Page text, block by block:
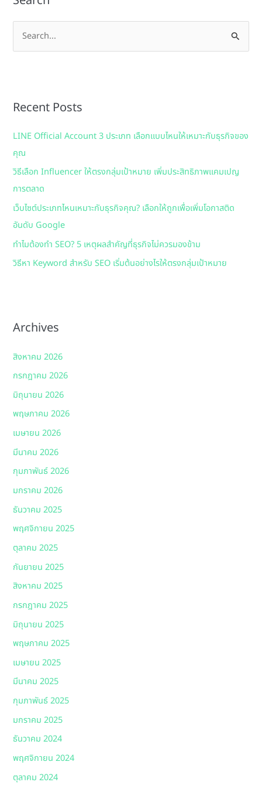
e
c
f
o
r
:
Recent Posts
LINE Official Account 3 ประเภท เลือกแบบไหนให้เหมาะกับธุรกิจของ
คุณ
วิธีเลือก Influencer ให้ตรงกลุ่มเป้าหมาย เพิ่มประสิทธิภาพแคมเปญ
การตลาด
เว็บไซต์ประเภทไหนเหมาะกับธุรกิจคุณ? เลือกให้ถูกเพื่อเพิ่มโอกาสติด
อันดับ Google
ทำไมต้องทำ SEO? 5 เหตุผลสำคัญที่ธุรกิจไม่ควรมองข้าม
วิธีหา Keyword สำหรับ SEO เริ่มต้นอย่างไรให้ตรงกลุ่มเป้าหมาย
Archives
สิงหาคม 2026
กรกฎาคม 2026
มิถุนายน 2026
พฤษภาคม 2026
เมษายน 2026
มีนาคม 2026
กุมภาพันธ์ 2026
มกราคม 2026
ธันวาคม 2025
พฤศจิกายน 2025
ตุลาคม 2025
กันยายน 2025
สิงหาคม 2025
กรกฎาคม 2025
มิถุนายน 2025
พฤษภาคม 2025
เมษายน 2025
มีนาคม 2025
กุมภาพันธ์ 2025
มกราคม 2025
ธันวาคม 2024
พฤศจิกายน 2024
ตุลาคม 2024